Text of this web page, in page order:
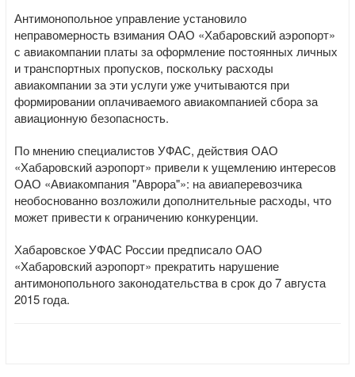
Антимонопольное управление установило
неправомерность взимания ОАО «Хабаровский аэропорт»
с авиакомпании платы за оформление постоянных личных
и транспортных пропусков, поскольку расходы
авиакомпании за эти услуги уже учитываются при
формировании оплачиваемого авиакомпанией сбора за
авиационную безопасность.
По мнению специалистов УФАС, действия ОАО
«Хабаровский аэропорт» привели к ущемлению интересов
ОАО «Авиакомпания "Аврора"»: на авиаперевозчика
необоснованно возложили дополнительные расходы, что
может привести к ограничению конкуренции.
Хабаровское УФАС России предписало ОАО
«Хабаровский аэропорт» прекратить нарушение
антимонопольного законодательства в срок до 7 августа
2015 года.